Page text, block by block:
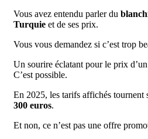
Vous avez entendu parler du
Turquie et de ses prix.
Vous vous demandez si c’est trop
Un sourire éclatant pour le prix
C’est possible.
En 2025, les tarifs affichés tournent
300 euros.
Et non, ce n’est pas une offre